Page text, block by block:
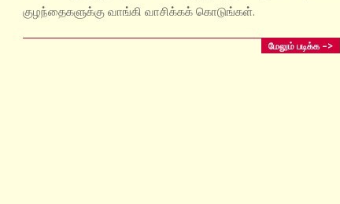
குழந்தைகளுக்கு வாங்கி வாசிக்கக் கொடுங்கள்.
மேலும் படிக்க –>